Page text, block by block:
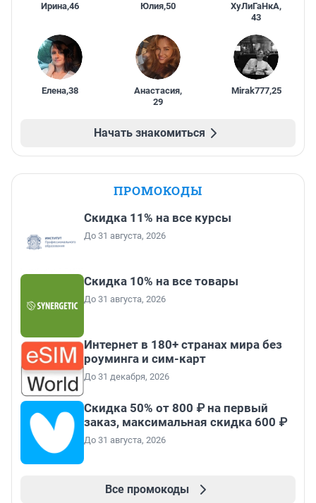
Ирина,46 Юлия,50 ХуЛиГаНкА,
43
Елена,38 Анастасия,
29
Mirak777,25
Начать знакомиться
ПРОМОКОДЫ
Скидка 11% на все курсы
До 31 августа, 2026
Скидка 10% на все товары
До 31 августа, 2026
Интернет в 180+ странах мира без
роуминга и сим-карт
До 31 декабря, 2026
Скидка 50% от 800 ₽ на первый
заказ, максимальная скидка 600 ₽
До 31 августа, 2026
Все промокоды